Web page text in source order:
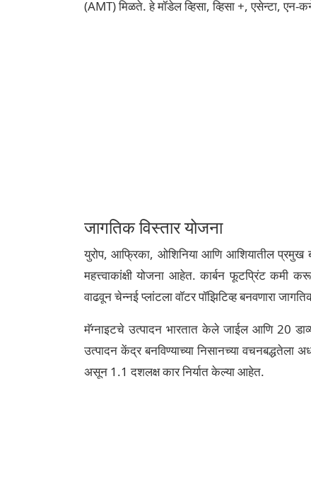
(AMT) मिळते. हे मॉडेल व्हिसा, व्हिसा +, एसेन्टा,
जागतिक विस्तार योजना
युरोप, आफ्रिका, ओशिनिया आणि आशियातील प्रमुख
महत्त्वाकांक्षी योजना आहेत. कार्बन फूटप्रिंट कमी
वाढवून चेन्नई प्लांटला वॉटर पॉझिटिव्ह बनवणारा
मॅग्नाइटचे उत्पादन भारतात केले जाईल आणि 20
उत्पादन केंद्र बनविण्याच्या निसानच्या
असून 1.1 दशलक्ष कार निर्यात केल्या आहेत.